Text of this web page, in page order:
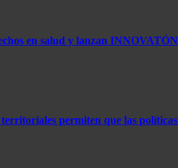
en salud y lanzan
permiten que las